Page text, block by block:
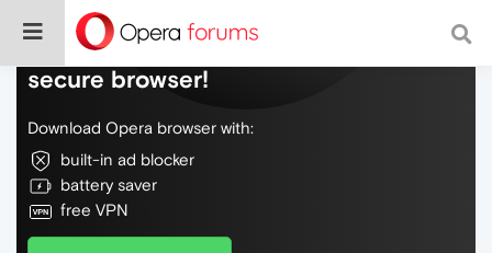
Do more on the web, with a fast and
secure browser!
Download Opera browser with:
built-in ad blocker
battery saver
free VPN